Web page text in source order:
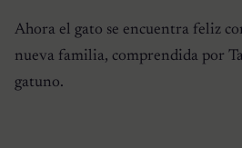
Ahora el gato se encuentra feliz
nueva familia, comprendida por
gatuno.